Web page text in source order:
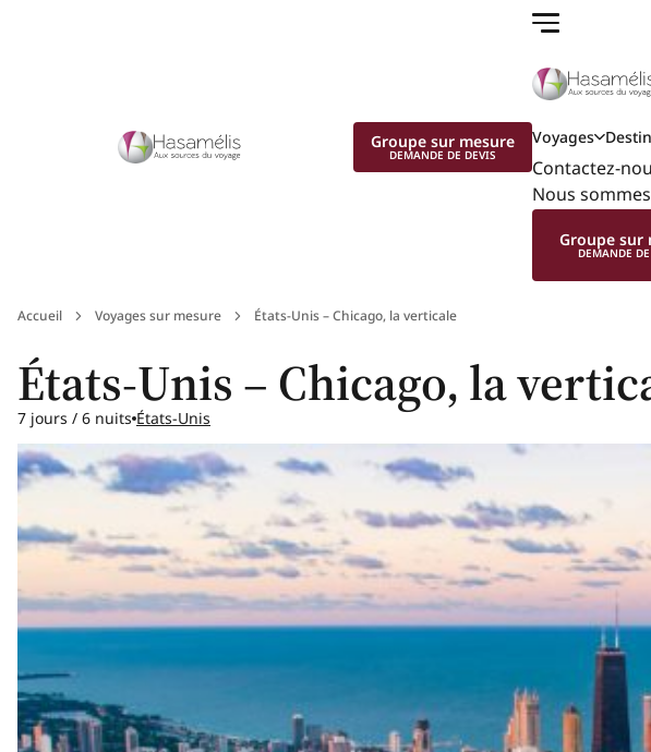
Voyages
Contactez-
Nous
Groupe sur
DEMANDE
Groupe sur mesure
DEMANDE DE DEVIS
Accueil Voyages sur mesure États-Unis – Chicago, la verticale
États-Unis – Chicago, la
7 jours / 6 nuits États-Unis